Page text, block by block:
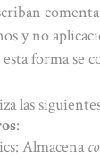
y no
forma se
las
:
Almacena